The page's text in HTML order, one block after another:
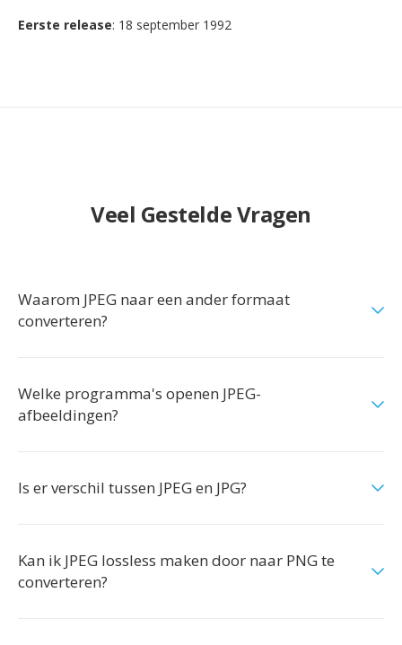
Eerste release: 18 september 1992
Veel Gestelde Vragen
Waarom JPEG naar een ander formaat
converteren?
Welke programma's openen JPEG-
afbeeldingen?
Is er verschil tussen JPEG en JPG?
Kan ik JPEG lossless maken door naar PNG te
converteren?